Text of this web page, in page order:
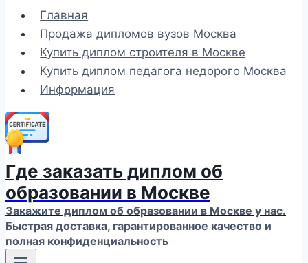
Главная
Продажа дипломов вузов Москва
Купить диплом строителя в Москве
Купить диплом педагога недорого Москва
Информация
Где заказать диплом об
образовании в Москве
Закажите диплом об образовании в Москве у нас.
Быстрая доставка, гарантированное качество и
полная конфиденциальность